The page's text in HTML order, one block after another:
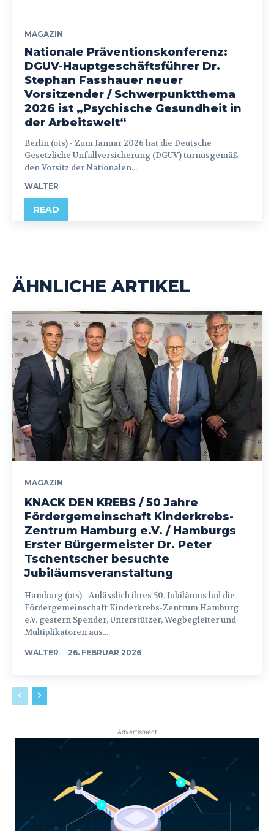
MAGAZIN
Nationale Präventionskonferenz:
DGUV-Hauptgeschäftsführer Dr.
Stephan Fasshauer neuer
Vorsitzender / Schwerpunktthema
2026 ist „Psychische Gesundheit in
der Arbeitswelt“
Berlin (ots) - Zum Januar 2026 hat die Deutsche
Gesetzliche Unfallversicherung (DGUV) turnusgemäß
den Vorsitz der Nationalen...
WALTER
READ
ÄHNLICHE ARTIKEL
MAGAZIN
KNACK DEN KREBS / 50 Jahre
Fördergemeinschaft Kinderkrebs-
Zentrum Hamburg e.V. / Hamburgs
Erster Bürgermeister Dr. Peter
Tschentscher besuchte
Jubiläumsveranstaltung
Hamburg (ots) - Anlässlich ihres 50. Jubiläums lud die
Fördergemeinschaft Kinderkrebs-Zentrum Hamburg
e.V. gestern Spender, Unterstützer, Wegbegleiter und
Multiplikatoren aus...
WALTER - 26. FEBRUAR 2026
Advertisment